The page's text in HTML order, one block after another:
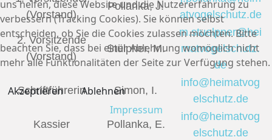
(Vorstand)
Pollanka, J.
atvogelschutz.de
2. Vorsitzende
(Vorstand)
Stülpner, M.
m.stuelpner@hei
matvogelschutz.
de
Schriftführerin Simon, I.
info@heimatvog
elschutz.de
Kassier Pollanka, E.
info@heimatvog
elschutz.de
uns helfen, diese Website und die Nutzererfahrung zu
verbessern (Tracking Cookies). Sie können selbst
entscheiden, ob Sie die Cookies zulassen möchten. Bitte
beachten Sie, dass bei einer Ablehnung womöglich nicht
mehr alle Funktionalitäten der Seite zur Verfügung stehen.
Akzeptieren
Ablehnen
Impressum